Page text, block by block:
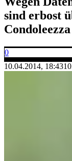
sind erbost
0
10.04.2014, 18:43